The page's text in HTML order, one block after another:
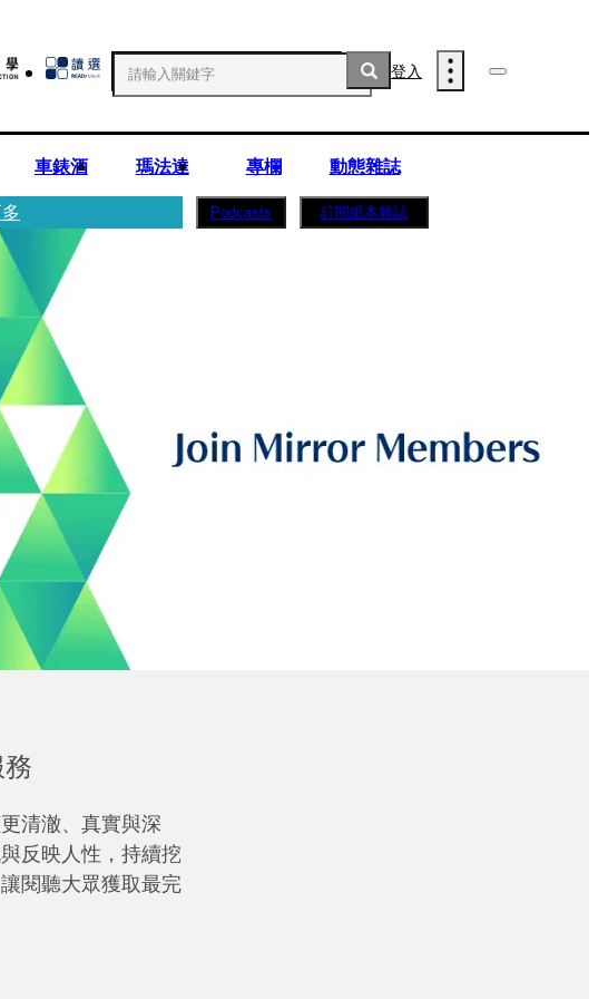
登入
車錶酒 瑪法達 專欄
動態雜誌
Podcasts 訂閱紙本雜誌
清澈、真實與深
反映人性，持續挖
閱聽大眾獲取最完